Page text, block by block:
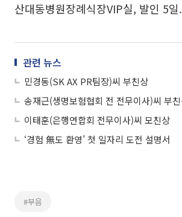
산대동병원장례식장VIP실, 발인 5
관련 뉴스
민경동(SK AX PR팀장)씨 부친상
송재근(생명보험협회 전 전무이사)씨 부
이태훈(은행연합회 전무이사)씨 모친상
‘경험 無도 환영’ 첫 일자리 도전 설명서
#부음